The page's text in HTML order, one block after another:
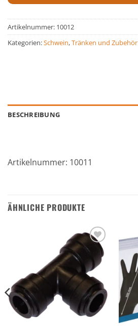
Artikelnummer: 10012
Kategorien:Schwein,Tränken und Zubehör
BESCHREIBUNG
Artikelnummer: 10011
ÄHNLICHE PRODUKTE
Zu den
Favoriten
hinzufügen